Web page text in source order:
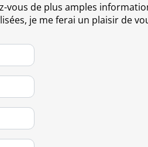
vous de plus amples
je me ferai un plaisir de